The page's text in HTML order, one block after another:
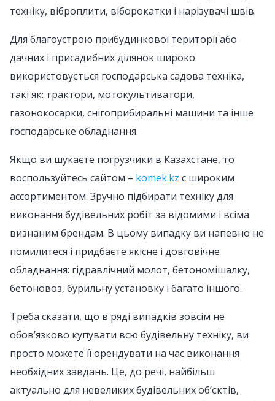
техніку, віброплити, віборокатки і нарізувачі швів.
Для благоустрою прибудинкової території або
дачних і присадибних ділянок широко
використовується господарська садова техніка,
такі як: трактори, мотокультиватори,
газонокосарки, снігоприбиральні машини та інше
господарське обладнання.
Якщо ви шукаєте погрузчики в Казахстане, то
воспользуйтесь сайтом – komek.kz с широким
ассортиментом. Зручно підбирати техніку для
виконання будівельних робіт за відомими і всіма
визнаним брендам. В цьому випадку ви напевно не
помилитеся і придбаєте якісне і довговічне
обладнання: гідравлічний молот, бетономішалку,
бетоновоз, бурильну установку і багато іншого.
Треба сказати, що в ряді випадків зовсім не
обов’язково купувати всю будівельну техніку, ви
просто можете її орендувати на час виконання
необхідних завдань. Це, до речі, найбільш
актуально для невеликих будівельних об’єктів,